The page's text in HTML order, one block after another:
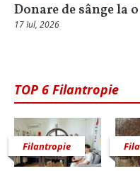
Donare de sânge la
17 Iul, 2026
TOP 6 Filantropie
Filantropie